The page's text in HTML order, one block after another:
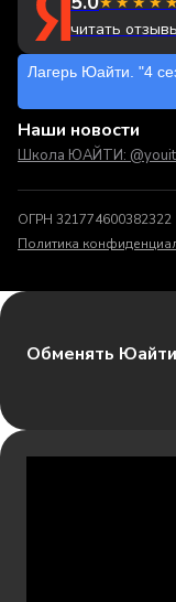
читать
Лагерь Юайти. "4
Наши новости
Школа ЮАЙТИ:
ОГРН 321774600382322
Политика
Обменять